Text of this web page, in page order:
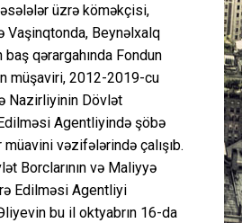
üzrə köməkçisi,
Beynəlxalq
qərargahında Fondun
müşaviri, 2012-2019-cu
Nazirliyinin Dövlət
Agentliyində şöbə
vəzifələrində çalışıb.
Borclarının və Maliyyə
Edilməsi Agentliyi
bu il oktyabrın 16-da